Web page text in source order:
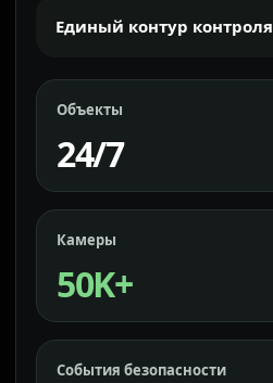
Единый контур контроля
Объекты
24/7
Камеры
50K+
События безопасности